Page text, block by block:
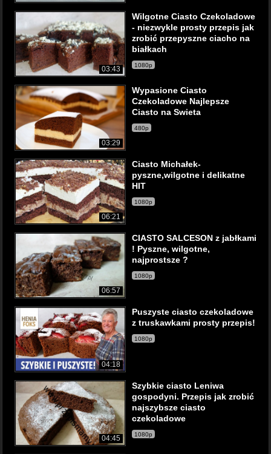
03:43
Wilgotne Ciasto Czekoladowe
- niezwykle prosty przepis jak
zrobić przepyszne ciacho na
białkach
1080p
03:29
Wypasione Ciasto
Czekoladowe Najlepsze
Ciasto na Swieta
480p
06:21
Ciasto Michałek-
pyszne,wilgotne i delikatne
HIT
1080p
06:57
CIASTO SALCESON z jabłkami
! Pyszne, wilgotne,
najprostsze ?
1080p
04:18
Puszyste ciasto czekoladowe
z truskawkami prosty przepis!
1080p
04:45
Szybkie ciasto Leniwa
gospodyni. Przepis jak zrobić
najszybsze ciasto
czekoladowe
1080p